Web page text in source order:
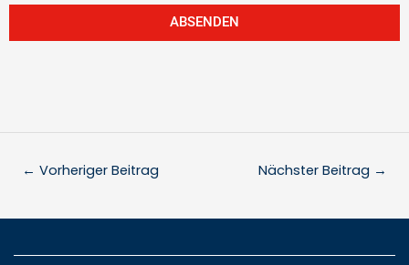
ABSENDEN
← Vorheriger Beitrag Nächster Beitrag →